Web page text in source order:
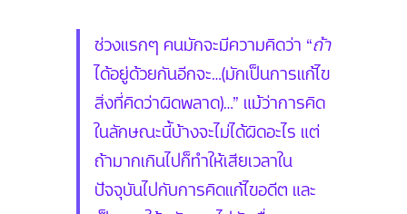
ช่วงแรกๆ คนมักจะมีความคิดว่า “ถ้า
ได้อยู่ด้วยกันอีกจะ…(มักเป็นการแก้ไข
สิ่งที่คิดว่าผิดพลาด)…” แม้ว่าการคิด
ในลักษณะนี้บ้างจะไม่ได้ผิดอะไร แต่
ถ้ามากเกินไปก็ทำให้เสียเวลาใน
ปัจจุบันไปกับการคิดแก้ไขอดีต และ